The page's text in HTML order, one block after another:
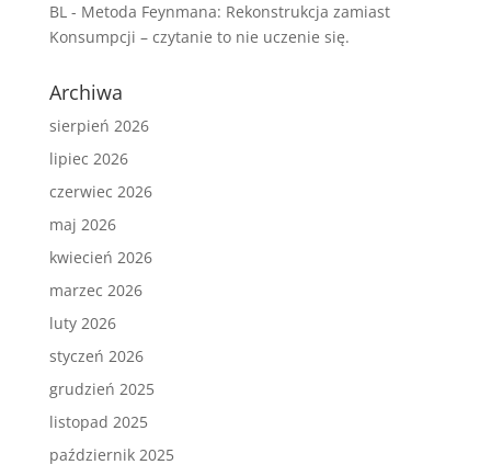
BL- Metoda Feynmana: Rekonstrukcja zamiast
Konsumpcji – czytanie to nie uczenie się.
Archiwa
sierpień 2026
lipiec 2026
czerwiec 2026
maj 2026
kwiecień 2026
marzec 2026
luty 2026
styczeń 2026
grudzień 2025
listopad 2025
październik 2025